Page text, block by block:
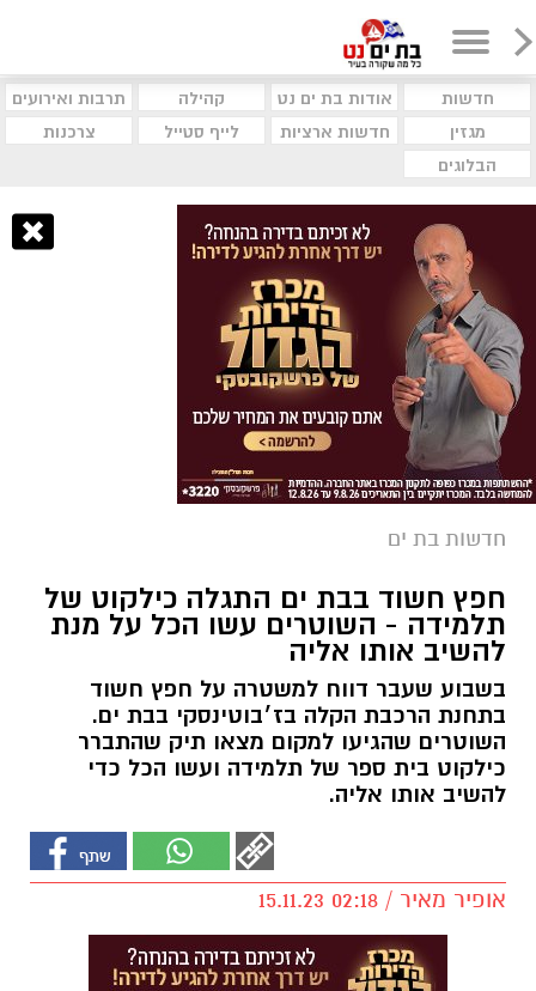
חדשות אודות בת ים נט קהילה
תרבות ואירועים
מגזין
חדשות ארציות לייף סטייל
צרכנות
הבלוגים
חדשות בת ים
חפץ חשוד בבת ים התגלה כילקוט של
תלמידה - השוטרים עשו הכל על מנת
להשיב אותו אליה
בשבוע שעבר דווח למשטרה על חפץ חשוד
בתחנת הרכבת הקלה בז׳בוטינסקי בבת ים.
השוטרים שהגיעו למקום מצאו תיק שהתברר
כילקוט בית ספר של תלמידה ועשו הכל כדי
להשיב אותו אליה.
אופיר מאיר / 02:18 15.11.23